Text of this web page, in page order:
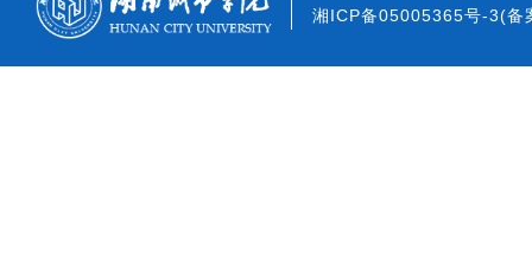
湘ICP备05005365号-3(备